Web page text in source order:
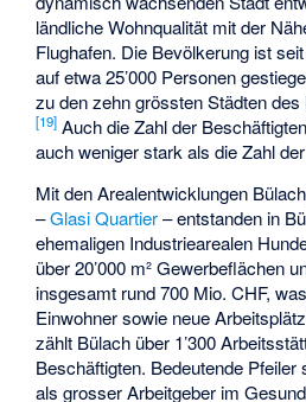
ländliche Wohnqualität mit der
Flughafen. Die Bevölkerung ist
auf etwa 25’000 Personen
zu den zehn grössten Städten
[19] Auch die Zahl der
auch weniger stark als die Zahl
Mit den Arealentwicklungen
–Glasi Quartier– entstanden in
ehemaligen Industriearealen
über 20’000 m² Gewerbeflächen
insgesamt rund 700 Mio. CHF,
Einwohner sowie neue
zählt Bülach über 1’300
Beschäftigten. Bedeutende
als grosser Arbeitgeber im